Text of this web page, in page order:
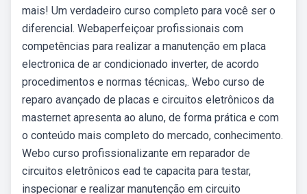
mais! Um verdadeiro curso completo para você ser o
diferencial. Webaperfeiçoar profissionais com
competências para realizar a manutenção em placa
electronica de ar condicionado inverter, de acordo
procedimentos e normas técnicas,. Webo curso de
reparo avançado de placas e circuitos eletrônicos da
masternet apresenta ao aluno, de forma prática e com
o conteúdo mais completo do mercado, conhecimento.
Webo curso profissionalizante em reparador de
circuitos eletrônicos ead te capacita para testar,
inspecionar e realizar manutenção em circuito